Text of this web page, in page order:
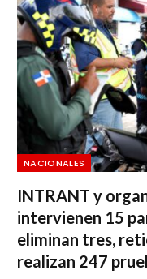
NACIONALES
INTRANT y
intervienen 15
eliminan tres,
realizan 247